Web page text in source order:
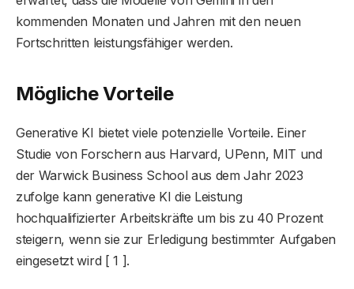
kommenden Monaten und Jahren mit den neuen
Fortschritten leistungsfähiger werden.
Mögliche Vorteile
Generative KI bietet viele potenzielle Vorteile. Einer
Studie von Forschern aus Harvard, UPenn, MIT und
der Warwick Business School aus dem Jahr 2023
zufolge kann generative KI die Leistung
hochqualifizierter Arbeitskräfte um bis zu 40 Prozent
steigern, wenn sie zur Erledigung bestimmter Aufgaben
eingesetzt wird [ 1 ].